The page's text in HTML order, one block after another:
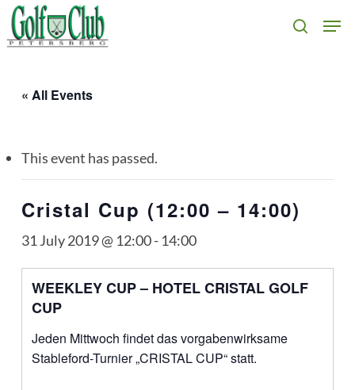
Skip
to
search
« All Events
This event has passed.
Cristal Cup (12:00 – 14:00)
31 July 2019 @ 12:00- 14:00
WEEKLEY CUP – HOTEL CRISTAL GOLF
CUP
Jeden Mittwoch findet das vorgabenwirksame
Stableford-Turnier „CRISTAL CUP“ statt.